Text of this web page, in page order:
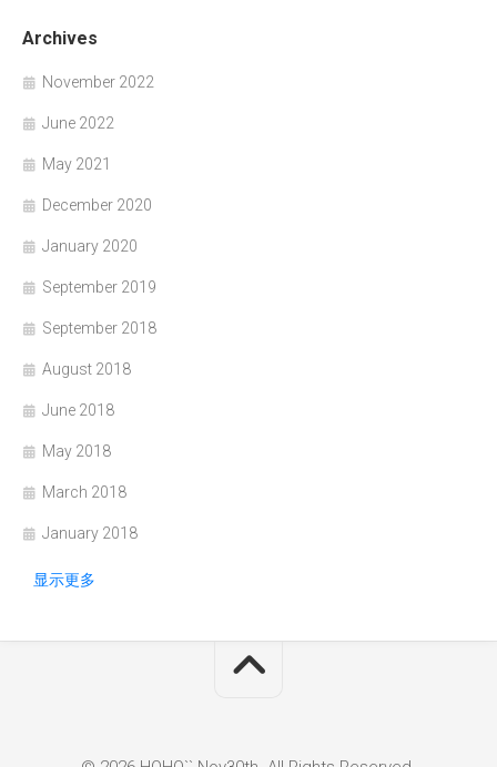
Archives
November 2022
June 2022
May 2021
December 2020
January 2020
September 2019
September 2018
August 2018
June 2018
May 2018
March 2018
January 2018
显示更多